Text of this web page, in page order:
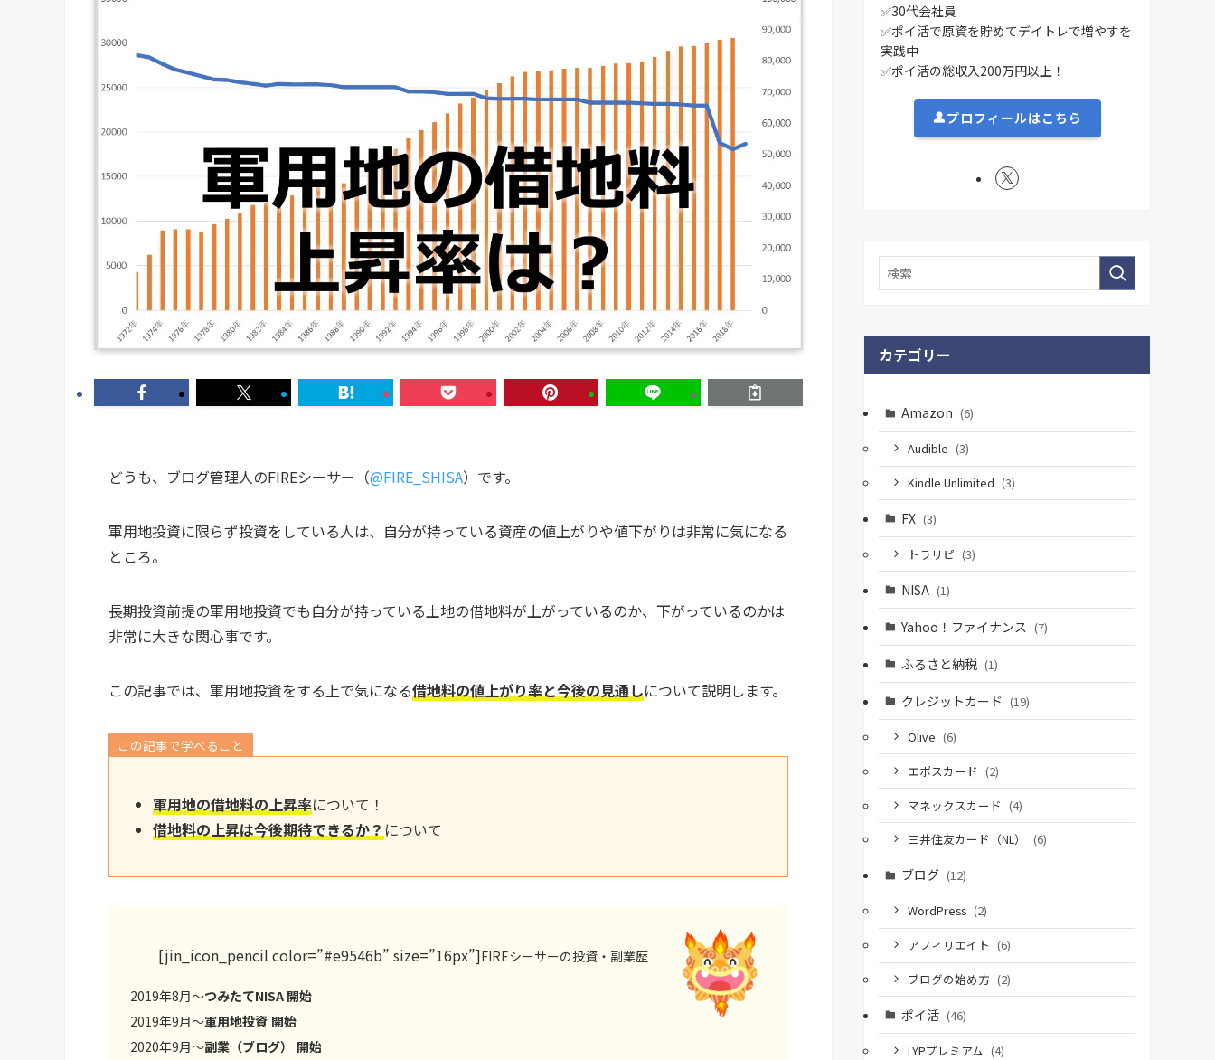
どうも、ブログ管理人のFIREシーサー（@FIRE_SHISA）です。
軍用地投資に限らず投資をしている人は、自分が持っている資産の値上がりや値下がりは非常に気になる
ところ。
長期投資前提の軍用地投資でも自分が持っている土地の借地料が上がっているのか、下がっているのかは
非常に大きな関心事です。
この記事では、軍用地投資をする上で気になる借地料の値上がり率と今後の見通しについて説明します。
この記事で学べること
軍用地の借地料の上昇率について！
借地料の上昇は今後期待できるか？ について
[jin_icon_pencil color=”#e9546b” size=”16px”]FIREシーサーの投資・副業歴
2019年8月～つみたてNISA 開始
2019年9月～軍用地投資 開始
2020年9月～副業（ブログ）
開始
✅30代会社員
✅ポイ活で原資を貯めてデイトレで増やすを
実践中
✅ポイ活の総収入200万円以上！
プロフィールはこちら
カテゴリー
Amazon (6)
Audible (3)
Kindle Unlimited (3)
FX (3)
トラリピ (3)
NISA (1)
Yahoo！ファイナンス (7)
ふるさと納税 (1)
クレジットカード (19)
Olive (6)
エポスカード (2)
マネックスカード (4)
三井住友カード（NL）
(6)
ブログ (12)
WordPress (2)
アフィリエイト (6)
ブログの始め方 (2)
ポイ活 (46)
LYPプレミアム (4)